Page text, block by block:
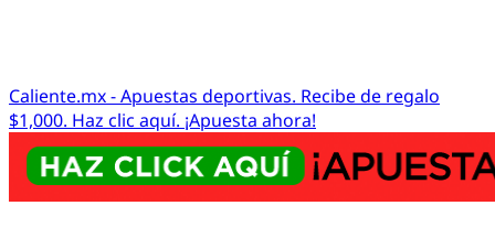
Caliente.mx - Apuestas deportivas. Recibe de regalo
$1,000. Haz clic aquí. ¡Apuesta ahora!